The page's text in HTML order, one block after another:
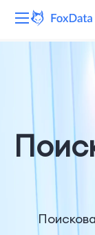
Решения
Ресурсы